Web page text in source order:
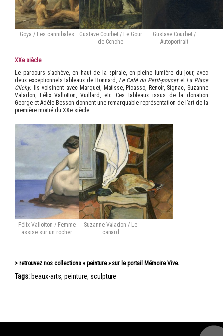
Goya / Les cannibales
Gustave Courbet / Le Gour
de Conche
Gustave Courbet /
Autoportrait
XXesiècle
Le parcours s’achève, en haut de la spirale, en pleine lumière du jour, avec
deux exceptionnels tableaux de Bonnard, Le Café du Petit-poucetet La Place
Clichy. Ils voisinent avec Marquet, Matisse, Picasso, Renoir, Signac, Suzanne
Valadon, Félix Vallotton, Vuillard, etc. Ces tableaux issus de la donation
George et Adèle Besson donnent une remarquable représentation de l’art de la
première moitié du XXe siècle.
Félix Vallotton / Femme
assise sur un rocher
Suzanne Valadon / Le
canard
> retrouvez nos collections « peinture » sur le portail Mémoire Vive.
Tags: beaux-arts, peinture, sculpture